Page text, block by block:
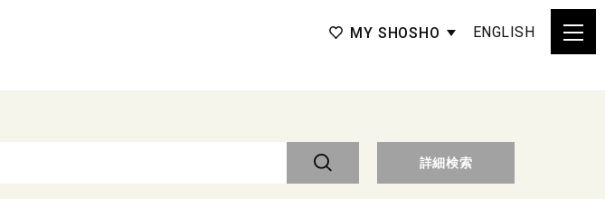
MY SHOSHO ENGLISH
詳細検索